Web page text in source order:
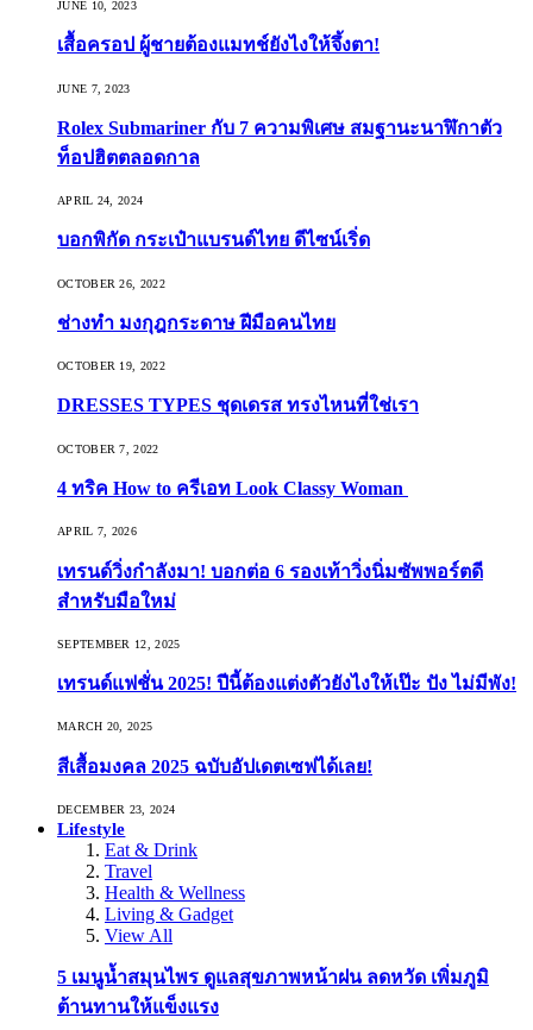
JUNE 10, 2023
เสื้อครอป ผู้ชายต้องแมทช์ยังไงให้จึ้งตา!
JUNE 7, 2023
Rolex Submariner กับ 7 ความพิเศษ สมฐานะนาฬิกาตัว
ท็อปฮิตตลอดกาล
APRIL 24, 2024
บอกพิกัด กระเป๋าแบรนด์ไทย ดีไซน์เริ่ด
OCTOBER 26, 2022
ช่างทำ มงกุฎกระดาษ ฝีมือคนไทย
OCTOBER 19, 2022
DRESSES TYPES ชุดเดรส ทรงไหนที่ใช่เรา
OCTOBER 7, 2022
4 ทริค How to ครีเอท Look Classy Woman
APRIL 7, 2026
เทรนด์วิ่งกำลังมา! บอกต่อ 6 รองเท้าวิ่งนิ่มซัพพอร์ตดี
สำหรับมือใหม่
SEPTEMBER 12, 2025
เทรนด์แฟชั่น 2025! ปีนี้ต้องแต่งตัวยังไงให้เป๊ะ ปัง ไม่มีพัง!
MARCH 20, 2025
สีเสื้อมงคล 2025 ฉบับอัปเดตเซฟได้เลย!
DECEMBER 23, 2024
Lifestyle
Eat & Drink
Travel
Health & Wellness
Living & Gadget
View All
5 เมนูน้ำสมุนไพร ดูแลสุขภาพหน้าฝน ลดหวัด เพิ่มภูมิ
ต้านทานให้แข็งแรง